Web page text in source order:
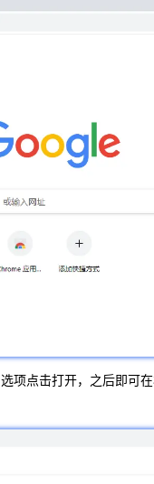
项点击打开，之后即可